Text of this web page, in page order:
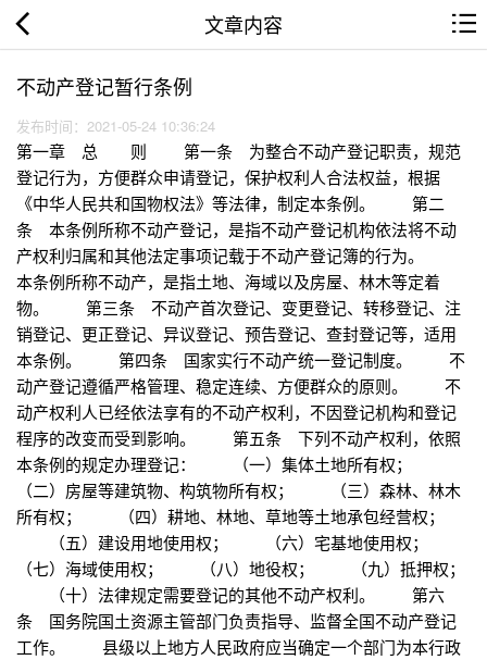
文章内容
不动产登记暂行条例
发布时间：2021-05-24 10:36:24
第一章 总 则 第一条 为整合不动产登记职责，规范
登记行为，方便群众申请登记，保护权利人合法权益，根据
《中华人民共和国物权法》等法律，制定本条例。 第二
条 本条例所称不动产登记，是指不动产登记机构依法将不动
产权利归属和其他法定事项记载于不动产登记簿的行为。
本条例所称不动产，是指土地、海域以及房屋、林木等定着
物。 第三条 不动产首次登记、变更登记、转移登记、注
销登记、更正登记、异议登记、预告登记、查封登记等，适用
本条例。 第四条 国家实行不动产统一登记制度。 不
动产登记遵循严格管理、稳定连续、方便群众的原则。 不
动产权利人已经依法享有的不动产权利，不因登记机构和登记
程序的改变而受到影响。 第五条 下列不动产权利，依照
本条例的规定办理登记： （一）集体土地所有权；
（二）房屋等建筑物、构筑物所有权； （三）森林、林木
所有权； （四）耕地、林地、草地等土地承包经营权；
（五）建设用地使用权； （六）宅基地使用权；
（七）海域使用权； （八）地役权； （九）抵押权；
（十）法律规定需要登记的其他不动产权利。 第六
条 国务院国土资源主管部门负责指导、监督全国不动产登记
工作。 县级以上地方人民政府应当确定一个部门为本行政